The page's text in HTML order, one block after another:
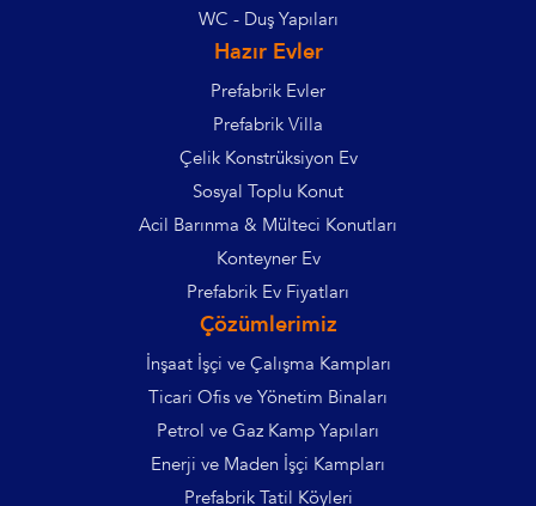
WC - Duş Yapıları
Hazır Evler
Prefabrik Evler
Prefabrik Villa
Çelik Konstrüksiyon Ev
Sosyal Toplu Konut
Acil Barınma & Mülteci Konutları
Konteyner Ev
Prefabrik Ev Fiyatları
Çözümlerimiz
İnşaat İşçi ve Çalışma Kampları
Ticari Ofis ve Yönetim Binaları
Petrol ve Gaz Kamp Yapıları
Enerji ve Maden İşçi Kampları
Prefabrik Tatil Köyleri